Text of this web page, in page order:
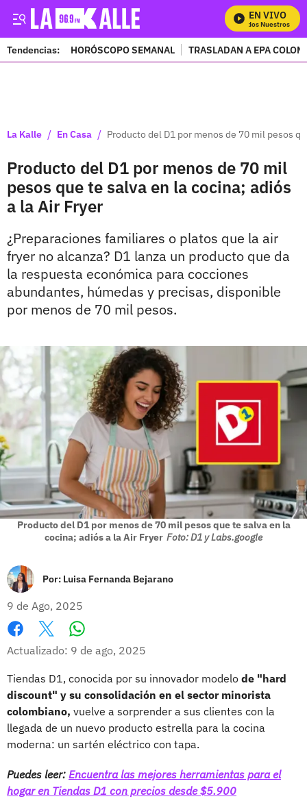
EN VIVO
Mira Todos Nuestros
Tendencias: HORÓSCOPO SEMANAL TRASLADAN A EPA
La Kalle / En Casa / Producto del D1 por menos de 70 mil pesos
Producto del D1 por menos de 70 mil
pesos que te salva en la cocina; adiós
a la Air Fryer
¿Preparaciones familiares o platos que la air
fryer no alcanza? D1 lanza un producto que da
la respuesta económica para cocciones
abundantes, húmedas y precisas, disponible
por menos de 70 mil pesos.
Producto del D1 por menos de 70 mil pesos que te salva en la
cocina; adiós a la Air Fryer Foto: D1 y Labs.google
Por: Luisa Fernanda Bejarano
9 de Ago, 2025
Facebook
X
Actualizado: 9 de ago, 2025
Tiendas D1, conocida por su innovador modelo de "hard
discount" y su consolidación en el sector minorista
colombiano, vuelve a sorprender a sus clientes con la
llegada de un nuevo producto estrella para la cocina
moderna: un sartén eléctrico con tapa.
Puedes leer: Encuentra las mejores herramientas para el
hogar en Tiendas D1 con precios desde $5.900